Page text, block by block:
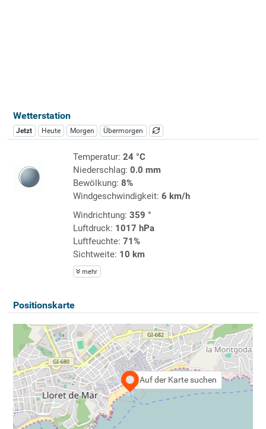
Wetterstation
Jetzt Heute Morgen Übermorgen
Temperatur: 24 °C
Niederschlag: 0.0 mm
Bewölkung: 8%
Windgeschwindigkeit: 6 km/h
Windrichtung: 359 °
Luftdruck: 1017 hPa
Luftfeuchte: 71%
Sichtweite: 10 km
mehr
Positionskarte
Auf der Karte suchen